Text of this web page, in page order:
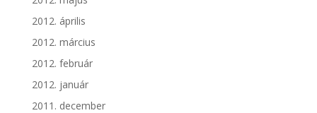
2012. április
2012. március
2012. február
2012. január
2011. december